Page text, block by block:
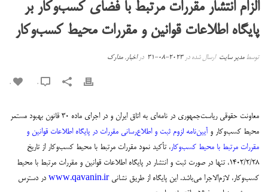
الزام انتشار مقررات مرتبط با فضای کسب‌وکار بر
پایگاه اطلاعات قوانین و مقررات محیط کسب‌وکار
توسطمدیر سایت ارسال شده در2023-08-31 دراخبار,مدارک
0
معاونت حقوقی ریاست‌جمهوری در نامه‌ای به اتاق ایران و در اجرای ماده ۳۰ قانون بهبود مستمر
محیط کسب‌وکار و آیین‌نامه لزوم ثبت و اطلاع‌رسانی مقررات در پایگاه اطلاعات قوانین و
مقررات مرتبط با محیط کسب‌وکار، تأکید نمود مقررات مرتبط با محیط کسب‌وکار از تاریخ
۱۴۰۲/۲/۲۸، تنها در صورت ثبت و انتشار در پایگاه اطلاعات قوانین و مقررات مرتبط با محیط
کسب‌وکار، لازم‌الاجرا می‌باشد. این پایگاه از طریق نشانیwww.qavanin.ir در دسترس